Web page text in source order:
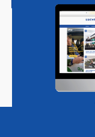
gaan
Magazine